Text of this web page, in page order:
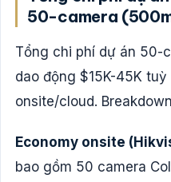
50-camera
Tổng chi phí dự án 50-
dao động $15K-45K
onsite/cloud.
Economy onsite
bao gồm 50 camera